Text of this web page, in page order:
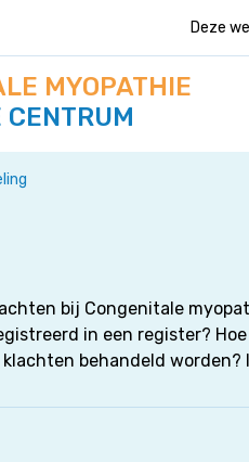
Deze
MYOPATHIE
CENTRUM
bij Congenitale
in een register?
klachten behandeld